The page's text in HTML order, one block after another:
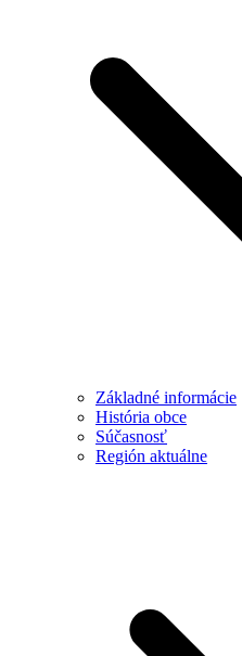
Základné informácie
História obce
Súčasnosť
Región aktuálne